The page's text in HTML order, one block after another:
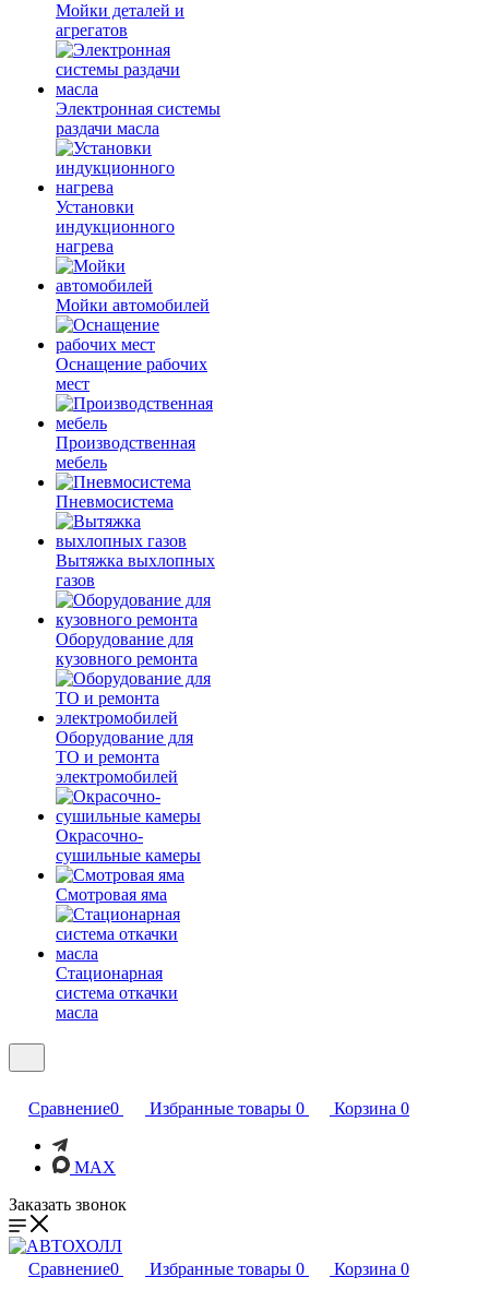
Мойки деталей и
агрегатов
Электронная системы
раздачи масла
Установки
индукционного
нагрева
Мойки автомобилей
Оснащение рабочих
мест
Производственная
мебель
Пневмосистема
Вытяжка выхлопных
газов
Оборудование для
кузовного ремонта
Оборудование для
ТО и ремонта
электромобилей
Окрасочно-
сушильные камеры
Смотровая яма
Стационарная
система откачки
масла
Сравнение0 Избранные товары 0 Корзина 0
MAX
Заказать звонок
Сравнение0 Избранные товары 0 Корзина 0